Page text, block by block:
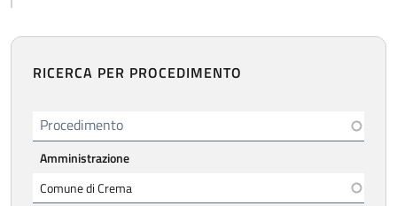
RICERCA PER PROCEDIMENTO
Procedimento
Amministrazione